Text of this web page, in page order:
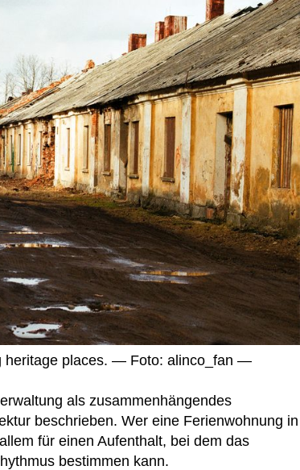
heritage places. — Foto: alinco_fan —
als zusammenhängendes
beschrieben. Wer eine Ferienwohnung in
für einen Aufenthalt, bei dem das
bestimmen kann.